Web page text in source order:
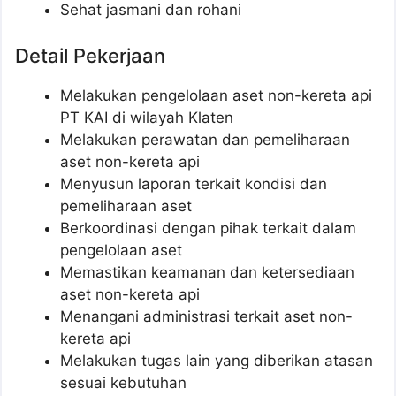
Sehat jasmani dan rohani
Detail Pekerjaan
Melakukan pengelolaan aset non-kereta api
PT KAI di wilayah Klaten
Melakukan perawatan dan pemeliharaan
aset non-kereta api
Menyusun laporan terkait kondisi dan
pemeliharaan aset
Berkoordinasi dengan pihak terkait dalam
pengelolaan aset
Memastikan keamanan dan ketersediaan
aset non-kereta api
Menangani administrasi terkait aset non-
kereta api
Melakukan tugas lain yang diberikan atasan
sesuai kebutuhan